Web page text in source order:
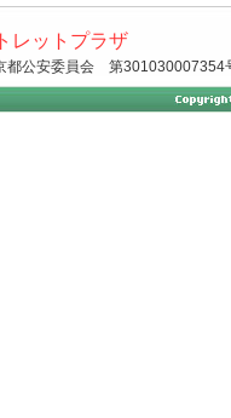
レットプラザ
都公安委員会 第301030007354